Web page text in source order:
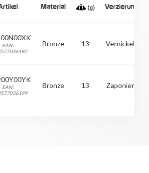
Material Verzierung
EAN:
Bronze 13 Vernickelt
EAN:
Bronze 13 Zaponiert